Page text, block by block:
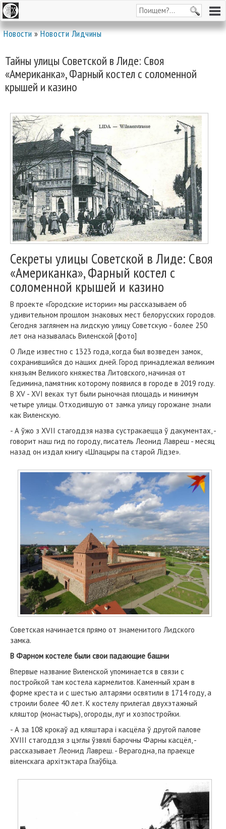
Новости»Новости Лидчины
Тайны улицы Советской в Лиде: Своя
«Американка», Фарный костел с соломенной
крышей и казино
Секреты улицы Советской в Лиде: Своя
«Американка», Фарный костел с
соломенной крышей и казино
В проекте «Городские истории» мы рассказываем об
удивительном прошлом знаковых мест белорусских городов.
Сегодня заглянем на лидскую улицу Советскую - более 250
лет она называлась Виленской [фото]
О Лиде известно с 1323 года, когда был возведен замок,
сохранившийся до наших дней. Город принадлежал великим
князьям Великого княжества Литовского, начиная от
Гедимина, памятник которому появился в городе в 2019 году.
В XV - XVI веках тут были рыночная площадь и минимум
четыре улицы. Отходившую от замка улицу горожане знали
как Виленскую.
- А ўжо з XVII стагоддзя назва сустракаецца ў дакументах, -
говорит наш гид по городу, писатель Леонид Лавреш - месяц
назад он издал книгу «Шпацыры па старой Лідзе».
Советская начинается прямо от знаменитого Лидского
замка.
В Фарном костеле были свои падающие башни
Впервые название Виленской упоминается в связи с
постройкой там костела кармелитов. Каменный храм в
форме креста и с шестью алтарями освятили в 1714 году, а
строили более 40 лет. К костелу прилегал двухэтажный
кляштор (монастырь), огороды, луг и хозпостройки.
- А за 108 крокаў ад кляштара і касцёла ў другой палове
XVIII стагоддзя з цэглы ўзвялі барочны Фарны касцёл, -
рассказывает Леонид Лавреш. - Верагодна, па праекце
віленскага архітэктара Глаўбіца.